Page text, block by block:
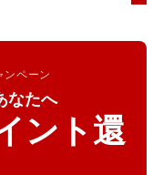
ンペーン
なたへ
ント還